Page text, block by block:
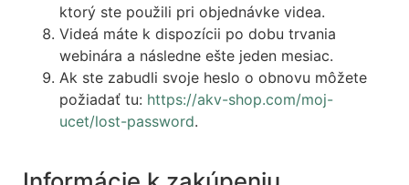
ktorý ste použili pri objednávke videa.
Videá máte k dispozícii po dobu trvania
webinára a následne ešte jeden mesiac.
Ak ste zabudli svoje heslo o obnovu môžete
požiadať tu: https://akv-shop.com/moj-
ucet/lost-password.